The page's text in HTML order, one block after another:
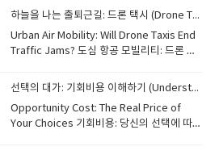
entanglement] This allows quantum
computers to solve complex problems
millions of times faster than today's
most powerful supercomputers. This
like medicine by discovering new drugs
unhackable codes. Although it is still in
its early stages, quantum computing is
people are familiar with inflation, but
"deflation" is its opposite—a general
decrease in the prices of goods and
services. While lower prices might
persistent deflation can be dangerous
for the economy. When prices keep
falling, people tend to delay their
하늘을 나는 출퇴근길: 드론 택시 (Drone Taxis: The Future of Commuting)
Urban Air Mobility: Will Drone Taxis End
Traffic Jams? 도심 항공 모빌리티: 드론 택
skipping morning traffic by flying over
the city in an automated drone. This
technology, known as Urban Air
Mobility (UAM), is no longer just science
선택의 대가: 기회비용 이해하기 (Understanding Opportunity Cost)
Opportunity Cost: The Real Price of
Your Choices 기회비용: 당신의 선택에 따르